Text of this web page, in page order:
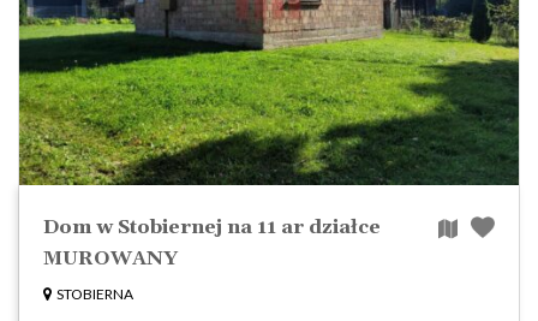
Dom w Stobiernej na 11 ar działce
MUROWANY
STOBIERNA